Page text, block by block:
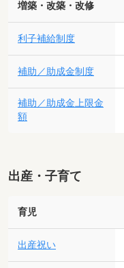
増築・改築・改修
利子補給制度
補助／助成金制度
補助／助成金上限金
額
出産・子育て
育児
出産祝い